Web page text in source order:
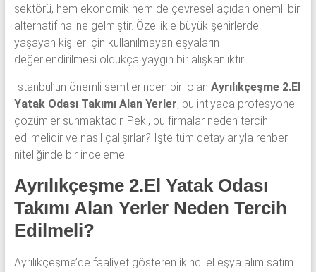
sektörü, hem ekonomik hem de çevresel açıdan önemli bir
alternatif haline gelmiştir. Özellikle büyük şehirlerde
yaşayan kişiler için kullanılmayan eşyaların
değerlendirilmesi oldukça yaygın bir alışkanlıktır.
İstanbul’un önemli semtlerinden biri olan Ayrılıkçeşme 2.El
Yatak Odası Takımı Alan Yerler, bu ihtiyaca profesyonel
çözümler sunmaktadır. Peki, bu firmalar neden tercih
edilmelidir ve nasıl çalışırlar? İşte tüm detaylarıyla rehber
niteliğinde bir inceleme.
Ayrılıkçeşme 2.El Yatak Odası
Takımı Alan Yerler Neden Tercih
Edilmeli?
Ayrılıkçeşme’de faaliyet gösteren ikinci el eşya alım satım